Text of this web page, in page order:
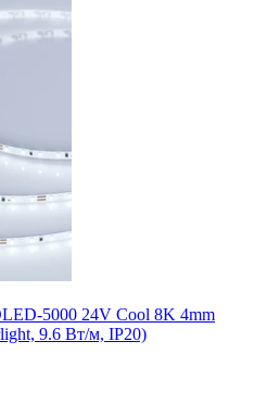
5000 24V Cool 8K 4mm
9.6 Вт/м, IP20)